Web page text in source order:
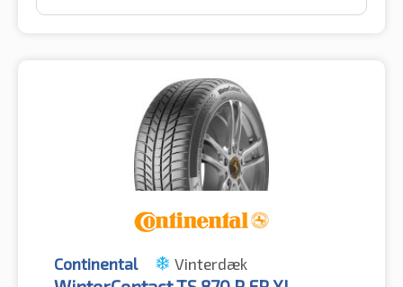
Continental Vinterdæk